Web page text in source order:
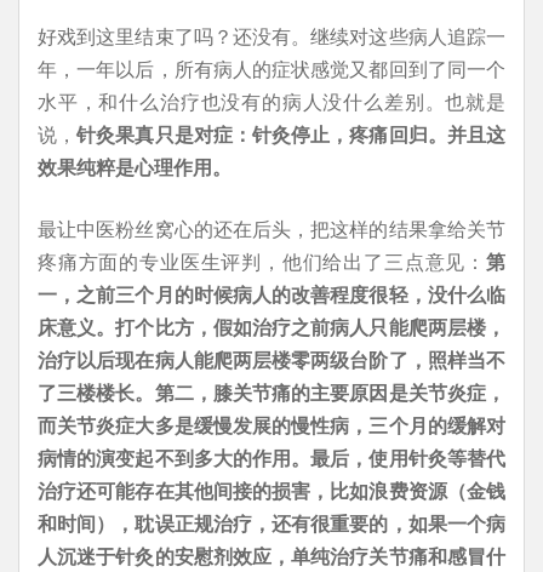
好戏到这里结束了吗？还没有。继续对这些病人追踪一
年，一年以后，所有病人的症状感觉又都回到了同一个
水平，和什么治疗也没有的病人没什么差别。也就是
说，针灸果真只是对症：针灸停止，疼痛回归。并且这
效果纯粹是心理作用。
最让中医粉丝窝心的还在后头，把这样的结果拿给关节
疼痛方面的专业医生评判，他们给出了三点意见： 第
一，之前三个月的时候病人的改善程度很轻，没什么临
床意义。打个比方，假如治疗之前病人只能爬两层楼，
治疗以后现在病人能爬两层楼零两级台阶了，照样当不
了三楼楼长。第二，膝关节痛的主要原因是关节炎症，
而关节炎症大多是缓慢发展的慢性病，三个月的缓解对
病情的演变起不到多大的作用。最后，使用针灸等替代
治疗还可能存在其他间接的损害，比如浪费资源（金钱
和时间），耽误正规治疗，还有很重要的，如果一个病
人沉迷于针灸的安慰剂效应，单纯治疗关节痛和感冒什